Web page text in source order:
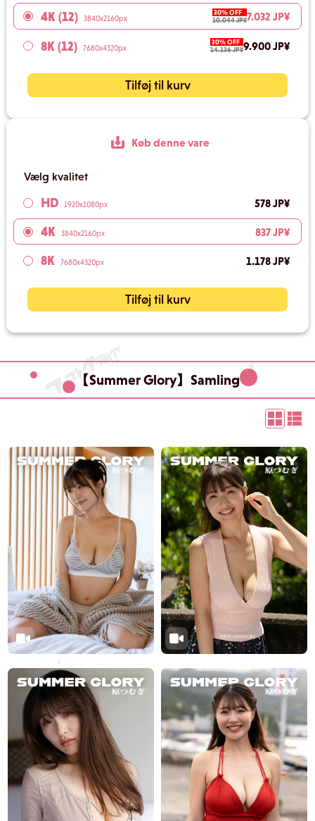
4K (12) 3840x2160px
30% OFF
10.044 JP¥7.032 JP¥
8K (12) 7680x4320px
30% OFF
14.136 JP¥9.900 JP¥
Tilføj til kurv
Køb denne vare
Vælg kvalitet
HD 1920x1080px 578 JP¥
4K 3840x2160px 837 JP¥
8K 7680x4320px 1.178 JP¥
Tilføj til kurv
【Summer Glory】Samling